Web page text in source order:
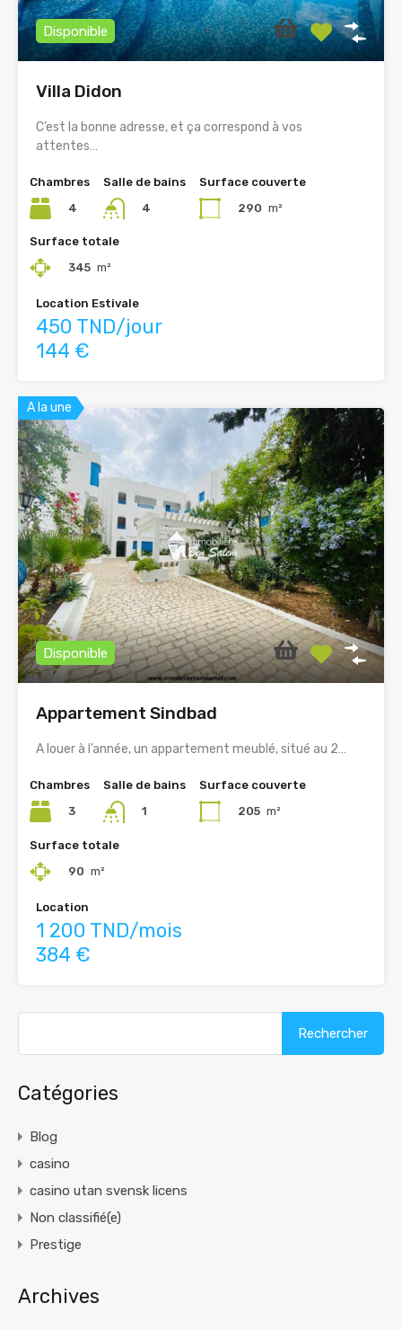
Disponible
Villa Didon
C’est la bonne adresse, et ça correspond à vos
attentes…
Chambres
4
Salle de bains
4
Surface couverte
290 m²
Surface totale
345 m²
Location Estivale
450 TND/jour
144 €
A la une
Disponible
Appartement Sindbad
A louer à l’année, un appartement meublé, situé au 2…
Chambres
3
Salle de bains
1
Surface couverte
205 m²
Surface totale
90 m²
Location
1 200 TND/mois
384 €
Catégories
Blog
casino
casino utan svensk licens
Non classifié(e)
Prestige
Archives